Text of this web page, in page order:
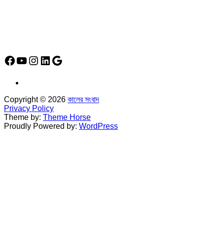
Facebook
YouTube
Instagram
LinkedIn
Google
Copyright © 2026 কালের সংবাদ
Privacy Policy
Theme by: Theme Horse
Proudly Powered by: WordPress